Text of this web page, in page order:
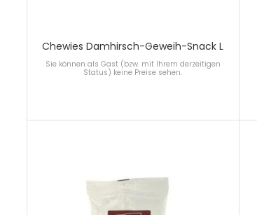
Chewies Damhirsch-Geweih-Snack L
Sie können als Gast (bzw. mit Ihrem derzeitigen
Status) keine Preise sehen.